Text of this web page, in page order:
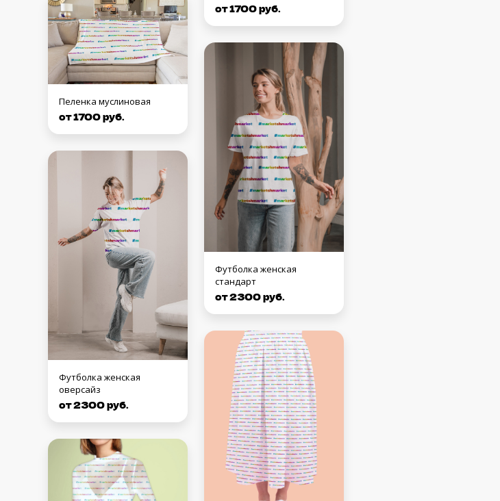
Пеленка муслиновая
от 1700 руб.
Футболка женская
оверсайз
от 2300 руб.
от 1700 руб.
Футболка женская
стандарт
от 2300 руб.